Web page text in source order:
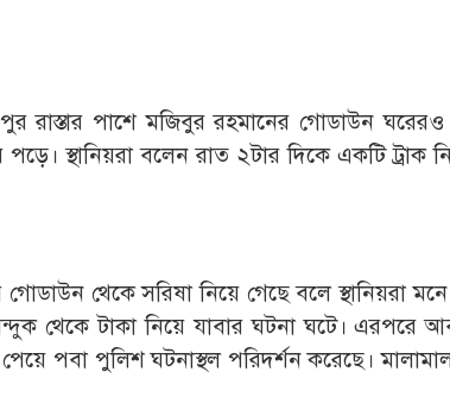
পাশে মজিবুর রহমানের গোডাউন ঘরেরও
স্থানিয়রা বলেন রাত ২টার দিকে একটি ট্রাক
গোডাউন থেকে সরিষা নিয়ে গেছে বলে স্থানিয়রা
থেকে টাকা নিয়ে যাবার ঘটনা ঘটে। এরপরে
পবা পুলিশ ঘটনাস্থল পরিদর্শন করেছে। মালামাল